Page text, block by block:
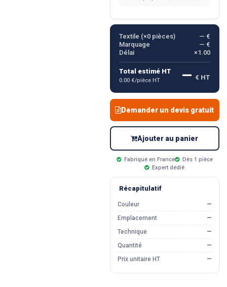
Textile (×0pièces)
— €
Marquage
— €
Délai
×1.00
Total estimé HT
0.00 €/pièce HT — € HT
Demander un devis gratuit
Ajouter au panier
Fabriqué en France
Dès 1 pièce
Expert dédié
Récapitulatif
Couleur
—
Emplacement
—
Technique
—
Quantité
—
Prix unitaire HT
—